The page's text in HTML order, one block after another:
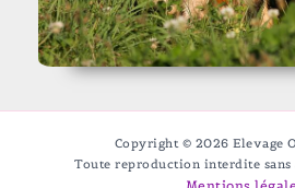
Copyright © 2026 Elevage
Toute reproduction interdite